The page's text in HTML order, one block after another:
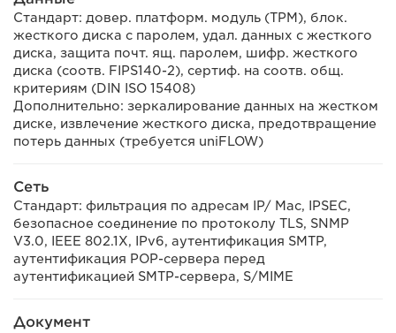
Стандарт: довер. платформ. модуль (TPM), блок.
жесткого диска с паролем, удал. данных с жесткого
диска, защита почт. ящ. паролем, шифр. жесткого
диска (соотв. FIPS140-2), сертиф. на соотв. общ.
критериям (DIN ISO 15408)
Дополнительно: зеркалирование данных на жестком
диске, извлечение жесткого диска, предотвращение
потерь данных (требуется uniFLOW)
Сеть
Стандарт: фильтрация по адресам IP/ Mac, IPSEC,
безопасное соединение по протоколу TLS, SNMP
V3.0, IEEE 802.1X, IPv6, аутентификация SMTP,
аутентификация POP-сервера перед
аутентификацией SMTP-сервера, S/MIME
Документ